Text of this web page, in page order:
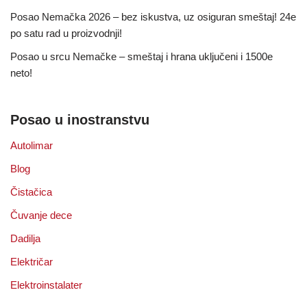
Posao Nemačka 2026 – bez iskustva, uz osiguran smeštaj! 24e
po satu rad u proizvodnji!
Posao u srcu Nemačke – smeštaj i hrana uključeni i 1500e
neto!
Posao u inostranstvu
Autolimar
Blog
Čistačica
Čuvanje dece
Dadilja
Električar
Elektroinstalater